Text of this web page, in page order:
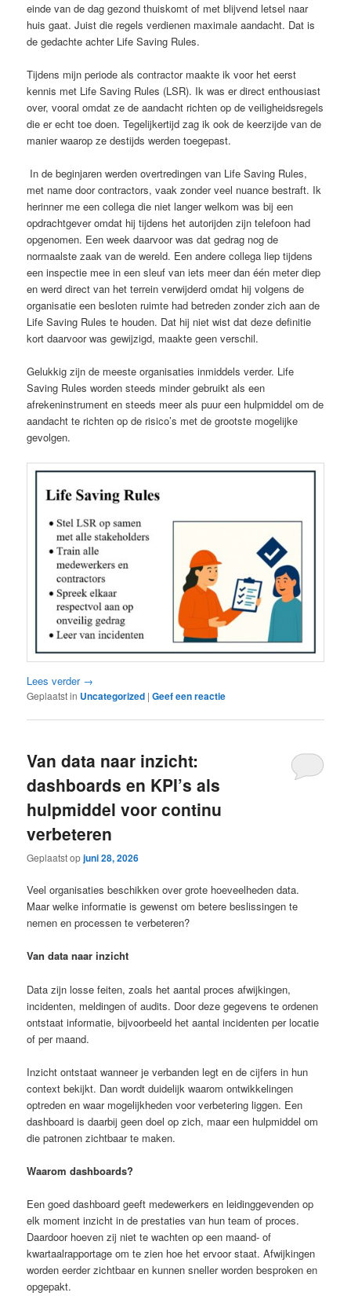
einde van de dag gezond thuiskomt of met blijvend letsel naar
huis gaat. Juist die regels verdienen maximale aandacht. Dat is
de gedachte achter Life Saving Rules.
Tijdens mijn periode als contractor maakte ik voor het eerst
kennis met Life Saving Rules (LSR). Ik was er direct enthousiast
over, vooral omdat ze de aandacht richten op de veiligheidsregels
die er echt toe doen. Tegelijkertijd zag ik ook de keerzijde van de
manier waarop ze destijds werden toegepast.
In de beginjaren werden overtredingen van Life Saving Rules,
met name door contractors, vaak zonder veel nuance bestraft. Ik
herinner me een collega die niet langer welkom was bij een
opdrachtgever omdat hij tijdens het autorijden zijn telefoon had
opgenomen. Een week daarvoor was dat gedrag nog de
normaalste zaak van de wereld. Een andere collega liep tijdens
een inspectie mee in een sleuf van iets meer dan één meter diep
en werd direct van het terrein verwijderd omdat hij volgens de
organisatie een besloten ruimte had betreden zonder zich aan de
Life Saving Rules te houden. Dat hij niet wist dat deze definitie
kort daarvoor was gewijzigd, maakte geen verschil.
Gelukkig zijn de meeste organisaties inmiddels verder. Life
Saving Rules worden steeds minder gebruikt als een
afrekeninstrument en steeds meer als puur een hulpmiddel om de
aandacht te richten op de risico’s met de grootste mogelijke
gevolgen.
Lees verder →
Geplaatst in Uncategorized |Geef een reactie
Van data naar inzicht:
dashboards en KPI’s als
hulpmiddel voor continu
verbeteren
Geplaatst opjuni 28, 2026
Veel organisaties beschikken over grote hoeveelheden data.
Maar welke informatie is gewenst om betere beslissingen te
nemen en processen te verbeteren?
Van data naar inzicht
Data zijn losse feiten, zoals het aantal proces afwijkingen,
incidenten, meldingen of audits. Door deze gegevens te ordenen
ontstaat informatie, bijvoorbeeld het aantal incidenten per locatie
of per maand.
Inzicht ontstaat wanneer je verbanden legt en de cijfers in hun
context bekijkt. Dan wordt duidelijk waarom ontwikkelingen
optreden en waar mogelijkheden voor verbetering liggen. Een
dashboard is daarbij geen doel op zich, maar een hulpmiddel om
die patronen zichtbaar te maken.
Waarom dashboards?
Een goed dashboard geeft medewerkers en leidinggevenden op
elk moment inzicht in de prestaties van hun team of proces.
Daardoor hoeven zij niet te wachten op een maand- of
kwartaalrapportage om te zien hoe het ervoor staat. Afwijkingen
worden eerder zichtbaar en kunnen sneller worden besproken en
opgepakt.